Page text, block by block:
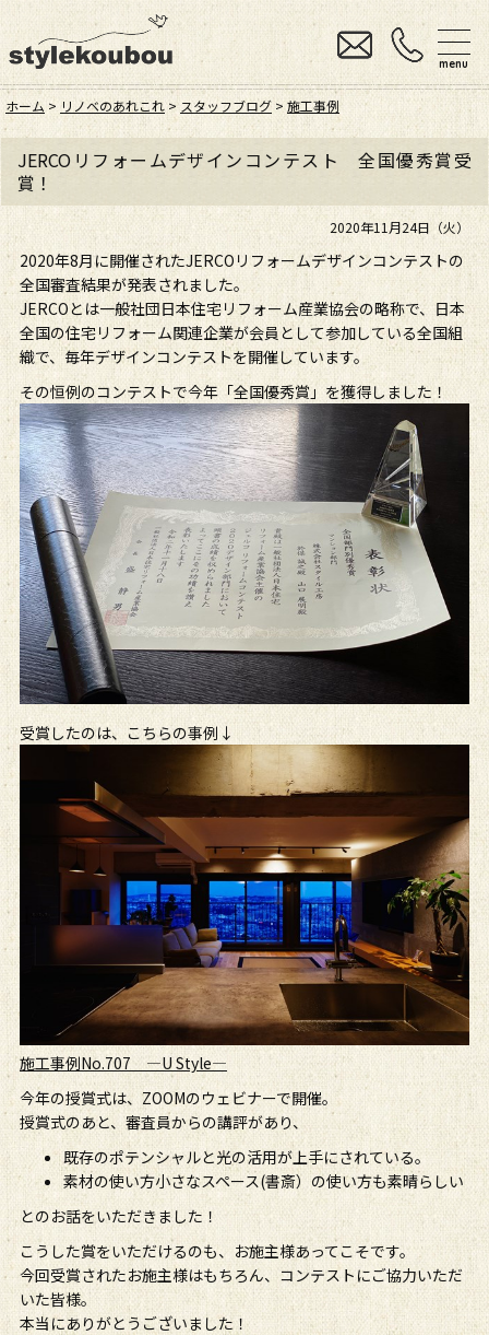
menu
ホーム > リノベのあれこれ > スタッフブログ > 施工事例
JERCOリフォームデザインコンテスト 全国優秀賞受
賞！
2020年11月24日（火）
2020年8月に開催されたJERCOリフォームデザインコンテストの
全国審査結果が発表されました。
JERCOとは一般社団日本住宅リフォーム産業協会の略称で、日本
全国の住宅リフォーム関連企業が会員として参加している全国組
織で、毎年デザインコンテストを開催しています。
その恒例のコンテストで今年「全国優秀賞」を獲得しました！
受賞したのは、こちらの事例↓
施工事例No.707 ―U Style―
今年の授賞式は、ZOOMのウェビナーで開催。
授賞式のあと、審査員からの講評があり、
既存のポテンシャルと光の活用が上手にされている。
素材の使い方小さなスペース(書斎）の使い方も素晴らしい
とのお話をいただきました！
こうした賞をいただけるのも、お施主様あってこそです。
今回受賞されたお施主様はもちろん、コンテストにご協力いただ
いた皆様。
本当にありがとうございました！